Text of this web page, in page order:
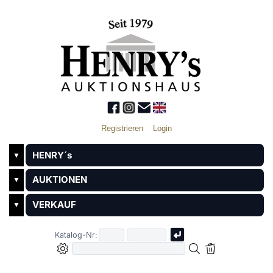
Registrieren Login
▼ HENRY´s
▼ AUKTIONEN
▼ VERKAUF
Katalog-Nr: